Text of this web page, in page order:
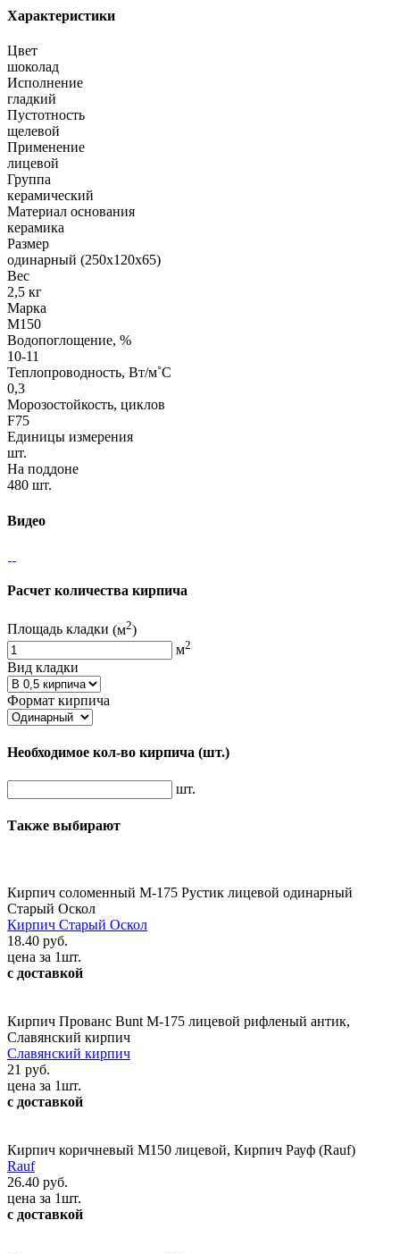
Характеристики
Цвет
шоколад
Исполнение
гладкий
Пустотность
щелевой
Применение
лицевой
Группа
керамический
Материал основания
керамика
Размер
одинарный (250х120х65)
Вес
2,5 кг
Марка
М150
Водопоглощение, %
10-11
Теплопроводность, Вт/м˚С
0,3
Морозостойкость, циклов
F75
Единицы измерения
шт.
На поддоне
480 шт.
Видео
Расчет количества кирпича
Площадь кладки (м2)
м2
Вид кладки
Формат кирпича
Необходимое кол-во кирпича (шт.)
шт.
Также выбирают
Кирпич соломенный М-175 Рустик лицевой одинарный
Старый Оскол
Кирпич Старый Оскол
18.40 руб.
цена за 1шт.
с доставкой
Кирпич Прованс Bunt М-175 лицевой рифленый антик,
Славянский кирпич
Славянский кирпич
21 руб.
цена за 1шт.
с доставкой
Кирпич коричневый М150 лицевой, Кирпич Рауф (Rauf)
Rauf
26.40 руб.
цена за 1шт.
с доставкой